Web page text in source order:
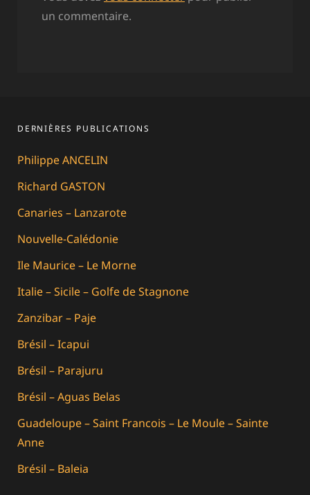
un commentaire.
DERNIÈRES PUBLICATIONS
Philippe ANCELIN
Richard GASTON
Canaries – Lanzarote
Nouvelle-Calédonie
Ile Maurice – Le Morne
Italie – Sicile – Golfe de Stagnone
Zanzibar – Paje
Brésil – Icapui
Brésil – Parajuru
Brésil – Aguas Belas
Guadeloupe – Saint Francois – Le Moule – Sainte
Anne
Brésil – Baleia